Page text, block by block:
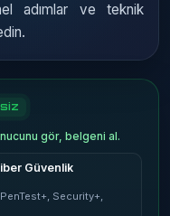
adımlar ve teknik
gör, belgeni al.
Güvenlik
Security+,